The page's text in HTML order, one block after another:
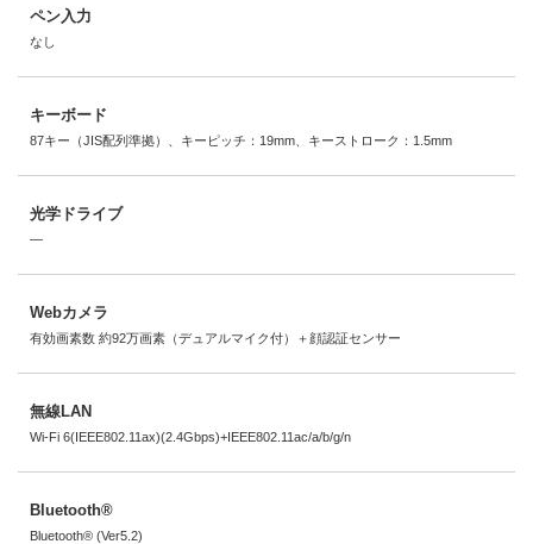
ペン入力
なし
キーボード
87キー（JIS配列準拠）、キーピッチ：19mm、キーストローク：1.5mm
光学ドライブ
―
Webカメラ
有効画素数 約92万画素（デュアルマイク付）＋顔認証センサー
無線LAN
Wi-Fi 6(IEEE802.11ax)(2.4Gbps)+IEEE802.11ac/a/b/g/n
Bluetooth®
Bluetooth® (Ver5.2)